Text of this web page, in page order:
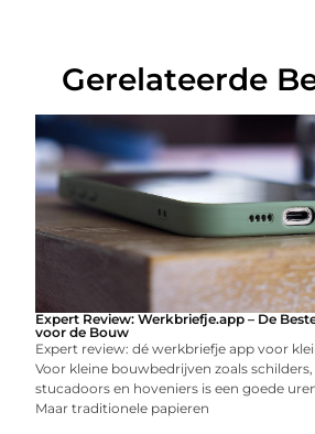
Gerelateerde
Expert Review: Werkbriefje.app – De
voor de Bouw
Expert review: dé werkbriefje app voor
Voor kleine bouwbedrijven zoals
stucadoors en hoveniers is een goede
Maar traditionele papieren